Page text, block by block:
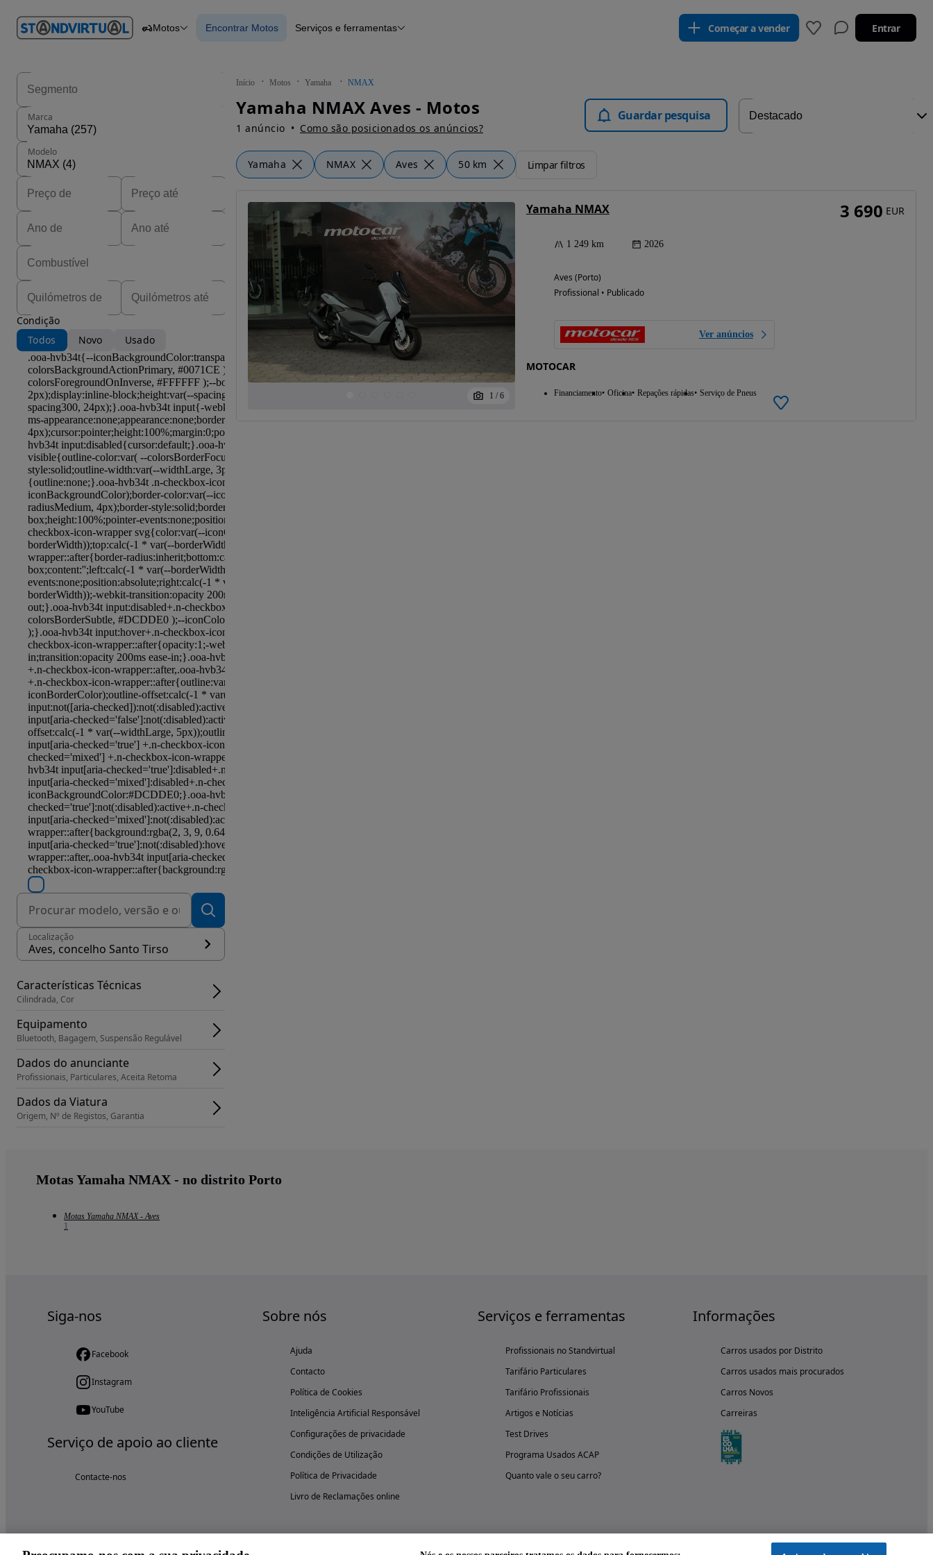
em
Carros Carros
Motos Encontrar Motos Serviços e ferramentas Começar a vender Entrar
Início Motos Yamaha NMAX
Yamaha NMAX Aves - Motos
1 anúncio Como são posicionados os anúncios?
Guardar pesquisa
Yamaha NMAX Aves 50 km Limpar filtros
Marca
Modelo
Condição
Todos
Novo Usado
Localização
Aves, concelho Santo Tirso
Características Técnicas
Cilindrada, Cor
Equipamento
Bluetooth, Bagagem, Suspensão Regulável
Dados do anunciante
Profissionais, Particulares, Aceita Retoma
Dados da Viatura
Origem, Nº de Registos, Garantia
1 / 6
Yamaha NMAX
1 249 km 2026
Aves (Porto)
Profissional • Publicado
Ver anúncios
MOTOCAR
Financiamento Oficina Repações rápidas Serviço de Pneus
3 690 EUR
Motas Yamaha NMAX - no distrito Porto
Motas Yamaha NMAX - Aves
1
Siga-nos
Facebook
Instagram
YouTube
Serviço de apoio ao cliente
Contacte-nos
Sobre nós
Ajuda
Contacto
Política de Cookies
Inteligência Artificial Responsável
Configurações de privacidade
Condições de Utilização
Política de Privacidade
Livro de Reclamações online
Serviços e ferramentas
Profissionais no Standvirtual
Tarifário Particulares
Tarifário Profissionais
Artigos e Notícias
Test Drives
Programa Usados ACAP
Quanto vale o seu carro?
Informações
Carros usados por Distrito
Carros usados mais procurados
Carros Novos
Carreiras